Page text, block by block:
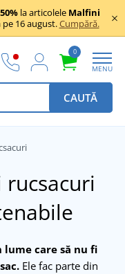
50% la articolele Malfini
16 august.Cumpără.
0
MENU
CAUTĂ
rucsacuri
lume care să nu fi
Ele fac parte din